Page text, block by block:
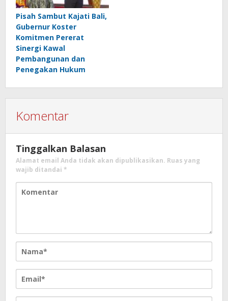
Pisah Sambut Kajati Bali,
Gubernur Koster
Komitmen Pererat
Sinergi Kawal
Pembangunan dan
Penegakan Hukum
Komentar
Tinggalkan Balasan
Alamat email Anda tidak akan dipublikasikan. Ruas yang
wajib ditandai *